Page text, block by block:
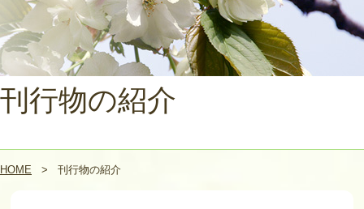
刊行物の紹介
HOME > 刊行物の紹介